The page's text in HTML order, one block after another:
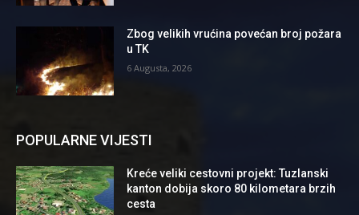
Zbog velikih vrućina povećan broj požara
u TK
6 Augusta, 2026
POPULARNE VIJESTI
Kreće veliki cestovni projekt: Tuzlanski
kanton dobija skoro 80 kilometara brzih
cesta